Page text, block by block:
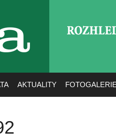
AKTUALITY